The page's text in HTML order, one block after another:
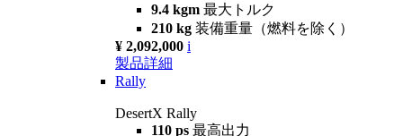
9.4 kgm 最大トルク
210 kg 装備重量（燃料を除く）
¥ 2,092,000 i
製品詳細
Rally
DesertX Rally
110 ps 最高出力